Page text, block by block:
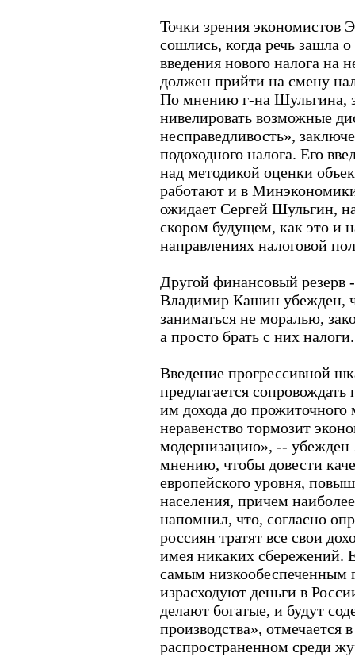
Точки зрения
сошлись, когда речь зашла
введения нового налога на
должен прийти на смену
По мнению г-на Шульгина,
нивелировать возможные
несправедливость»,
подоходного налога. Его
над методикой оценки
работают и в
ожидает Сергей Шульгин,
скором будущем, как это и
направлениях налоговой
Другой финансовый резерв
Владимир Кашин убежден,
заниматься не моралью,
а просто брать с них налоги.
Введение прогрессивной
предлагается
им дохода до
неравенство тормозит
модернизацию», -- убежден
мнению, чтобы довести
европейского уровня,
населения, причем
напомнил, что, согласно
россиян тратят все свои
имея никаких сбережений.
самым низкообеспеченным
израсходуют деньги в
делают богатые, и будут
производства», отмечается
распространенном среди